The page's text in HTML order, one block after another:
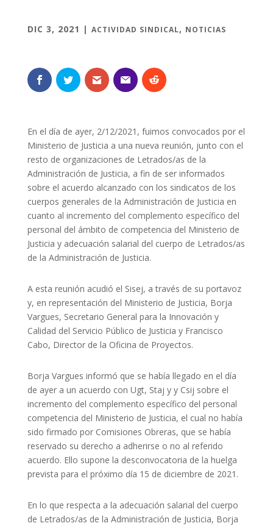
DIC 3, 2021 | ACTIVIDAD SINDICAL, NOTICIAS
En el día de ayer, 2/12/2021, fuimos convocados por el
Ministerio de Justicia a una nueva reunión, junto con el
resto de organizaciones de Letrados/as de la
Administración de Justicia, a fin de ser informados
sobre el acuerdo alcanzado con los sindicatos de los
cuerpos generales de la Administración de Justicia en
cuanto al incremento del complemento específico del
personal del ámbito de competencia del Ministerio de
Justicia y adecuación salarial del cuerpo de Letrados/as
de la Administración de Justicia.
A esta reunión acudió el Sisej, a través de su portavoz
y, en representación del Ministerio de Justicia, Borja
Vargues, Secretario General para la Innovación y
Calidad del Servicio Público de Justicia y Francisco
Cabo, Director de la Oficina de Proyectos.
Borja Vargues informó que se había llegado en el día
de ayer a un acuerdo con Ugt, Staj y y Csij sobre el
incremento del complemento específico del personal
competencia del Ministerio de Justicia, el cual no había
sido firmado por Comisiones Obreras, que se había
reservado su derecho a adherirse o no al referido
acuerdo. Ello supone la desconvocatoria de la huelga
prevista para el próximo día 15 de diciembre de 2021.
En lo que respecta a la adecuación salarial del cuerpo
de Letrados/as de la Administración de Justicia, Borja